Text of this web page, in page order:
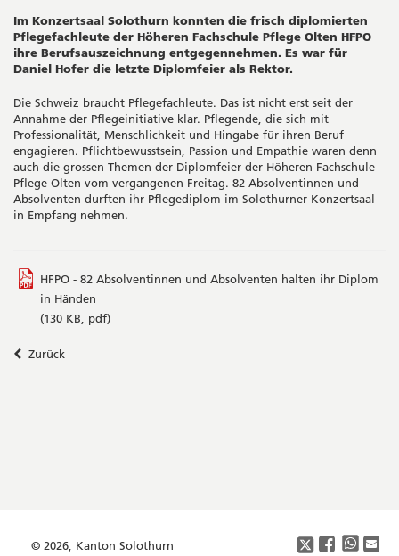
Im Konzertsaal Solothurn konnten die frisch diplomierten
Pflegefachleute der Höheren Fachschule Pflege Olten HFPO
ihre Berufsauszeichnung entgegennehmen. Es war für
Daniel Hofer die letzte Diplomfeier als Rektor.
Die Schweiz braucht Pflegefachleute. Das ist nicht erst seit der
Annahme der Pflegeinitiative klar. Pflegende, die sich mit
Professionalität, Menschlichkeit und Hingabe für ihren Beruf
engagieren. Pflichtbewusstsein, Passion und Empathie waren denn
auch die grossen Themen der Diplomfeier der Höheren Fachschule
Pflege Olten vom vergangenen Freitag. 82 Absolventinnen und
Absolventen durften ihr Pflegediplom im Solothurner Konzertsaal
in Empfang nehmen.
HFPO - 82 Absolventinnen und Absolventen halten ihr Diplom
in Händen
(130 KB, pdf)
Zurück
© 2026, Kanton Solothurn